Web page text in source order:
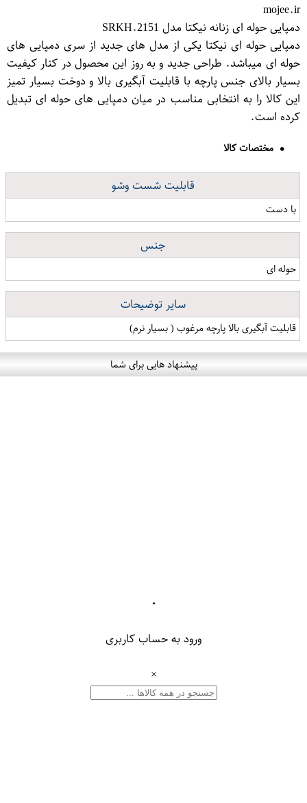
mojee.ir
دمپایی حوله ای زنانه نیکتا مدل SRKH.2151
دمپایی حوله ای نیکتا یکی از مدل های جدید از سری دمپایی های
حوله ای میباشد. طراحی جدید و به روز این محصول در کنار کیفیت
بسیار بالای جنس پارچه با قابلیت آبگیری بالا و دوخت بسیار تمیز
این کالا را به انتخابی مناسب در میان دمپایی های حوله ای تبدیل
کرده است.
مختصات کالا
قابلیت شست وشو
با دست
جنس
حوله ای
سایر توضیحات
قابلیت آبگیری بالا پارچه مرغوب ( بسیار نرم)
پیشنهاد هایی برای شما
۰
ورود به حساب کاربری
×